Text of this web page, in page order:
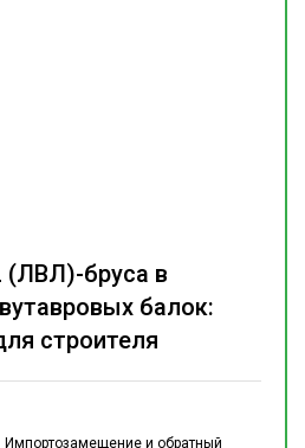
Импортозамещение и обратный
(ЛВЛ)-бруса в
балок:
строителя